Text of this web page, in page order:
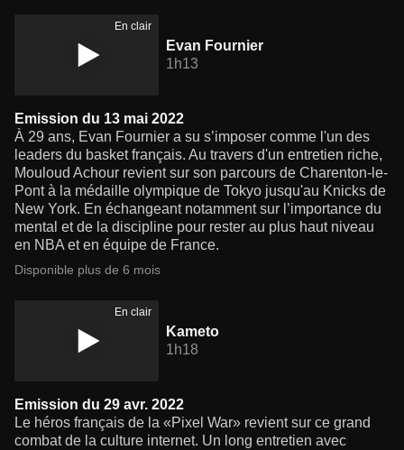
En clair
Evan Fournier
1h13
Emission du 13 mai 2022
À 29 ans, Evan Fournier a su s’imposer comme l'un des
leaders du basket français. Au travers d'un entretien riche,
Mouloud Achour revient sur son parcours de Charenton-le-
Pont à la médaille olympique de Tokyo jusqu'au Knicks de
New York. En échangeant notamment sur l’importance du
mental et de la discipline pour rester au plus haut niveau
en NBA et en équipe de France.
Disponible plus de 6 mois
En clair
Kameto
1h18
Emission du 29 avr. 2022
Le héros français de la «Pixel War» revient sur ce grand
combat de la culture internet. Un long entretien avec